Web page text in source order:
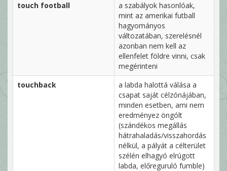
touch football
a szabályok hasonlóak,
mint az amerikai futball
hagyományos
változatában, szerelésnél
azonban nem kell az
ellenfelet földre vinni, csak
megérinteni
touchback
a labda halottá válása a
csapat saját célzónájában,
minden esetben, ami nem
eredményez öngólt
(szándékos megállás
hátrahaladás/visszahordás
nélkül, a pályát a célterület
szélén elhagyó elrúgott
labda, előreguruló fumble)